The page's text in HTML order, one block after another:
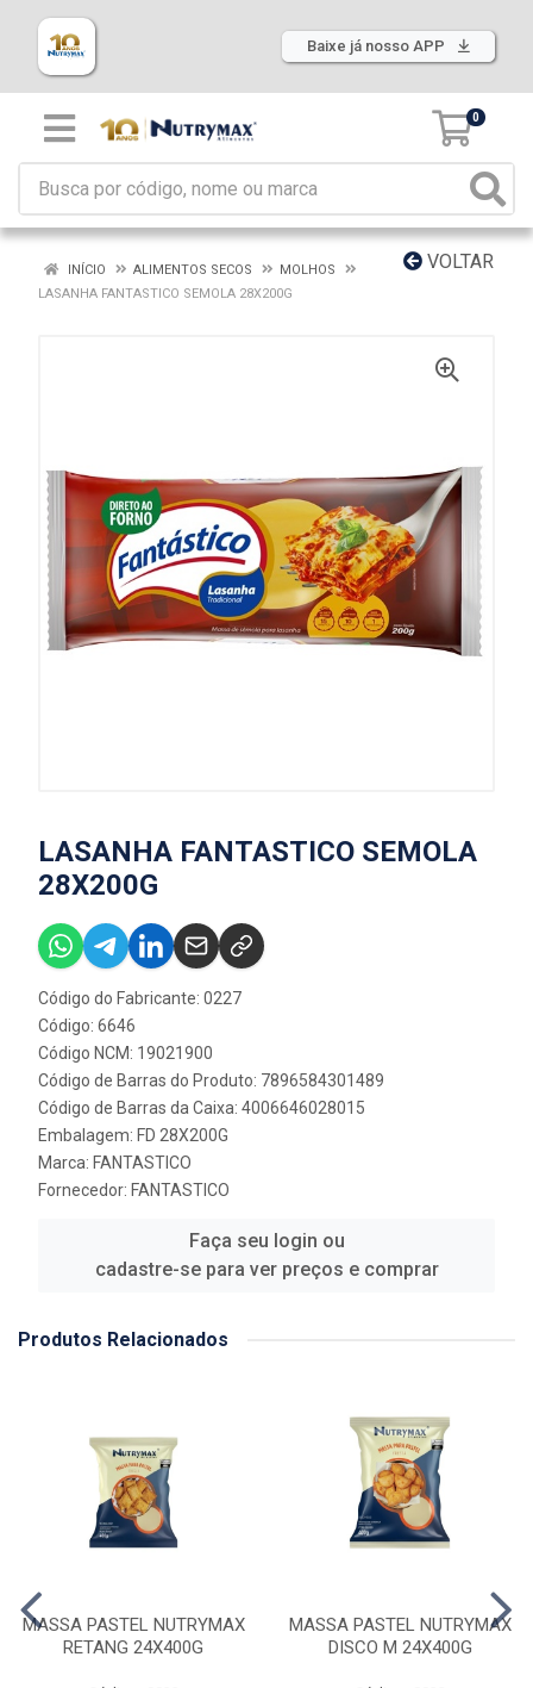
Baixe já nosso APP
0
VOLTAR
INÍCIO ALIMENTOS SECOS
MOLHOS
LASANHA FANTASTICO SEMOLA 28X200G
LASANHA FANTASTICO SEMOLA
28X200G
Código do Fabricante: 0227
Código: 6646
Código NCM: 19021900
Código de Barras do Produto: 7896584301489
Código de Barras da Caixa: 4006646028015
Embalagem: FD 28X200G
Marca: FANTASTICO
Fornecedor: FANTASTICO
Faça seu login ou
cadastre-se para ver preços e comprar
Produtos Relacionados
MASSA PASTEL NUTRYMAX
RETANG 24X400G
MASSA PASTEL NUTRYMAX
DISCO M 24X400G